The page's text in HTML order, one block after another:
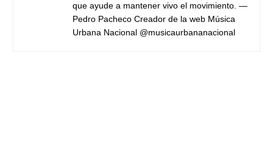
que ayude a mantener vivo el movimiento. —
Pedro Pacheco Creador de la web Música
Urbana Nacional @musicaurbananacional